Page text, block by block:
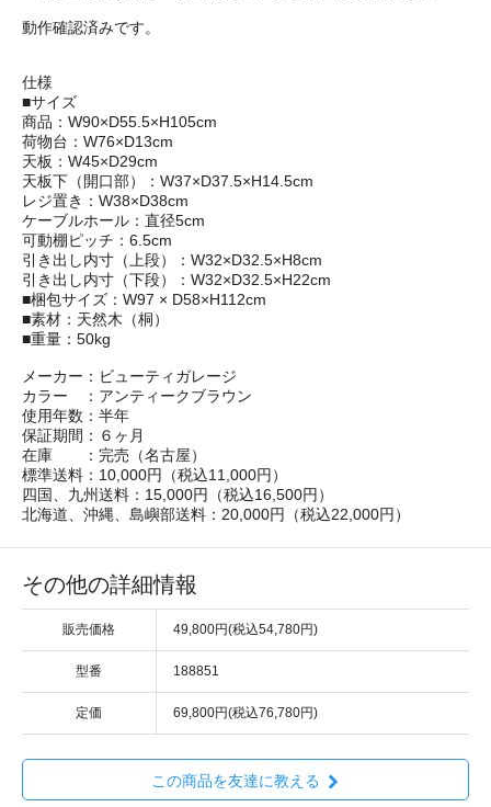
動作確認済みです。
仕様
■サイズ
商品：W90×D55.5×H105cm
荷物台：W76×D13cm
天板：W45×D29cm
天板下（開口部）：W37×D37.5×H14.5cm
レジ置き：W38×D38cm
ケーブルホール：直径5cm
可動棚ピッチ：6.5cm
引き出し内寸（上段）：W32×D32.5×H8cm
引き出し内寸（下段）：W32×D32.5×H22cm
■梱包サイズ：W97 × D58×H112cm
■素材：天然木（桐）
■重量：50kg
メーカー：ビューティガレージ
カラー ：アンティークブラウン
使用年数：半年
保証期間：６ヶ月
在庫 ：完売（名古屋）
標準送料：10,000円（税込11,000円）
四国、九州送料：15,000円（税込16,500円）
北海道、沖縄、島嶼部送料：20,000円（税込22,000円）
その他の詳細情報
販売価格 49,800円(税込54,780円)
型番 188851
定価 69,800円(税込76,780円)
この商品を友達に教える